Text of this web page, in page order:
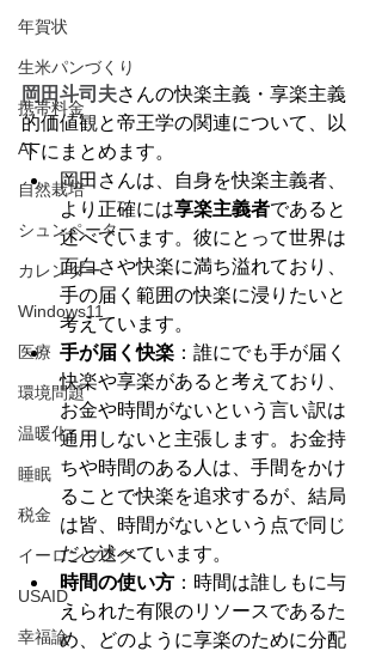
年賀状
生米パンづくり
携帯料金
AI
自然栽培
シュンペーター
カレンダー
Windows11
医療
環境問題
温暖化
睡眠
税金
イーロンマスク
USAID
幸福論
岡田斗司夫さんの快楽主義・享楽主義
的価値観と帝王学の関連について、以
下にまとめます。
岡田さんは、自身を快楽主義者、
より正確には享楽主義者であると
述べています。彼にとって世界は
面白さや快楽に満ち溢れており、
手の届く範囲の快楽に浸りたいと
考えています。
手が届く快楽 ：誰にでも手が届く
快楽や享楽があると考えており、
お金や時間がないという言い訳は
通用しないと主張します。お金持
ちや時間のある人は、手間をかけ
ることで快楽を追求するが、結局
は皆、時間がないという点で同じ
だと述べています。
時間の使い方 ：時間は誰しもに与
えられた有限のリソースであるた
め、どのように享楽のために分配